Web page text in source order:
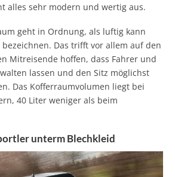
alles sehr modern und wertig aus.
geht in Ordnung, als luftig kann
Das trifft vor allem auf den
Mitreisende hoffen, dass Fahrer und
lassen und den Sitz möglichst
Das Kofferraumvolumen liegt bei
40 Liter weniger als beim
unterm Blechkleid